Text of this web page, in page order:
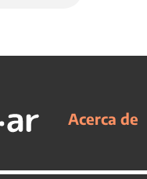
Acerca de